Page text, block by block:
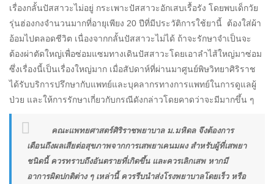
เรื่องกลั้นปัสสาวะไม่อยู่ กระเพาะปัสสาวะอักเสบเรื้อรัง โดยพบเด็กวัย
รุ่นฮ่องกงจำนวนมากที่อายุเพียง 20 ปีที่มีประวัติการใช้ยานี้ ต้องใส่ผ้า
อ้อมไปตลอดชีวิต เนื่องจากกลั้นปัสสาวะไม่ได้ ถ้าจะรักษาจำเป็นจะ
ต้องผ่าตัดใหญ่เพื่อซ่อมแซมทางเดินปัสสาวะโดยเอาลำไส้ใหญ่มาซ่อม
ซึ่งเรื่องนี้เป็นเรื่องใหญ่มาก เมื่อสัปดาห์ที่ผ่านมาศูนย์พิษวิทยาศิริราช
ได้รับบริการปรึกษากับแพทย์และบุคลากรทางการแพทย์ในการดูแลผู้
ป่วย และให้การรักษาเกี่ยวกับกรณีดังกล่าวโดยคาดว่าจะมีมากขึ้น ๆ
คณะแพทยศาสตร์ศิริราชพยาบาล ม.มหิดล จึงต้องการ
เตือนถึงผลเสียต่อสุขภาพจากการเสพยาเคนมผง สำหรับผู้ที่เสพยา
ชนิดนี้ ควรทราบถึงอันตรายที่เกิดขึ้น และควรเลิกเสพ หากมี
อาการผิดปกติต่าง ๆ เหล่านี้ ควรรีบนำส่งโรงพยาบาลโดยเร็ว หรือ